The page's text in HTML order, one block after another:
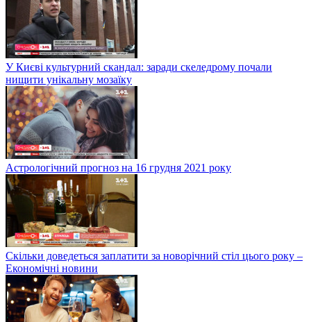
У Києві культурний скандал: заради скеледрому почали
нищити унікальну мозаїку
Астрологічний прогноз на 16 грудня 2021 року
Скільки доведеться заплатити за новорічний стіл цього року –
Економічні новини